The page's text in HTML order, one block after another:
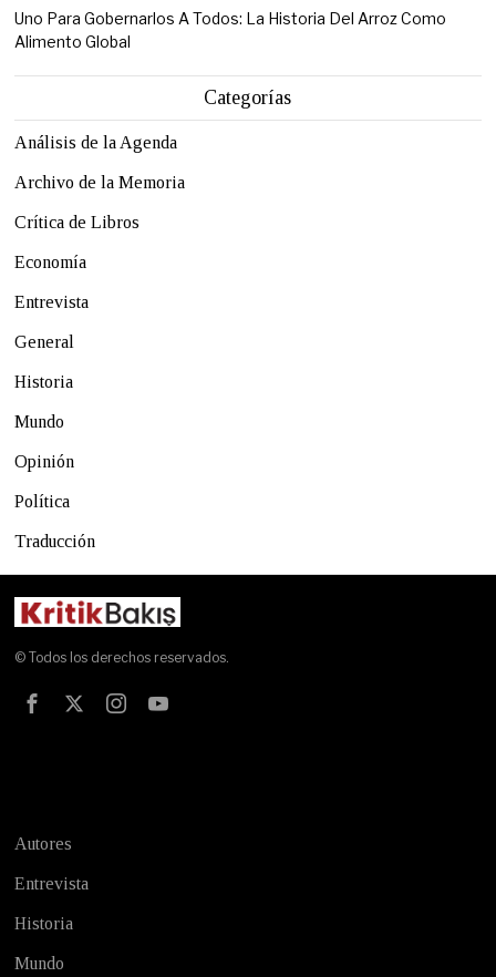
Uno Para Gobernarlos A Todos: La Historia Del Arroz Como
Alimento Global
Categorías
Análisis de la Agenda
Archivo de la Memoria
Crítica de Libros
Economía
Entrevista
General
Historia
Mundo
Opinión
Política
Traducción
© Todos los derechos reservados.
Autores
Entrevista
Historia
Mundo